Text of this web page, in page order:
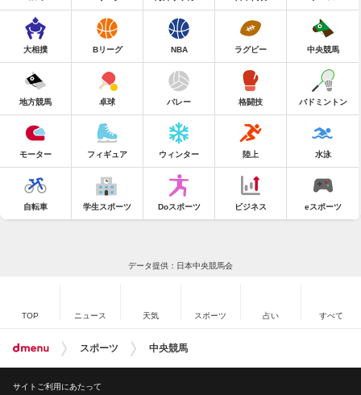
大相撲 Bリーグ NBA ラグビー 中央競馬
地方競馬 卓球 バレー 格闘技 バドミントン
モーター フィギュア ウィンター 陸上 水泳
自転車 学生スポーツ Doスポーツ ビジネス eスポーツ
データ提供：日本中央競馬会
TOP ニュース 天気 スポーツ 占い すべて
スポーツ 中央競馬
サイトご利用にあたって